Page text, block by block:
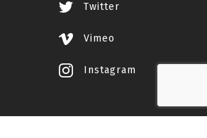
Twitter
Vimeo
Instagram